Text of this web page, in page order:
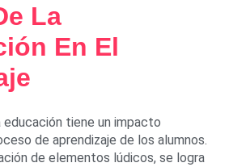
La
En El
educación tiene un impacto
de aprendizaje de los alumnos.
de elementos lúdicos, se logra